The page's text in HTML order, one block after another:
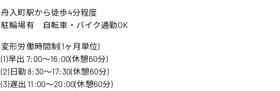
舟入町駅から徒歩4分程度
駐輪場有 自転車・バイク通勤OK
変形労働時間制(1ヶ月単位)
(1)早出 7:00〜16:00(休憩60分)
(2)日勤 8:30〜17:30(休憩60分)
(3)遅出 11:00〜20:00(休憩60分)